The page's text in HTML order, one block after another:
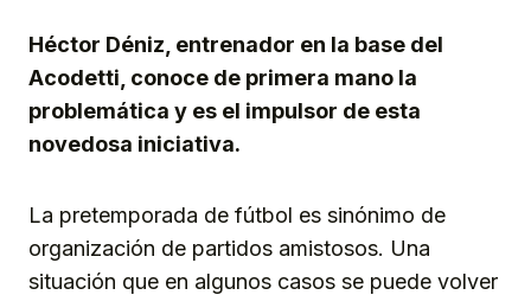
Héctor Déniz, entrenador en la base del
Acodetti, conoce de primera mano la
problemática y es el impulsor de esta
novedosa iniciativa.
La pretemporada de fútbol es sinónimo de
organización de partidos amistosos. Una
situación que en algunos casos se puede volver